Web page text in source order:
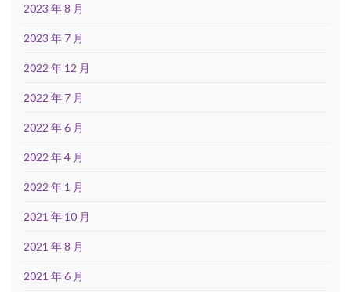
2023 年 8 月
2023 年 7 月
2022 年 12 月
2022 年 7 月
2022 年 6 月
2022 年 4 月
2022 年 1 月
2021 年 10 月
2021 年 8 月
2021 年 6 月